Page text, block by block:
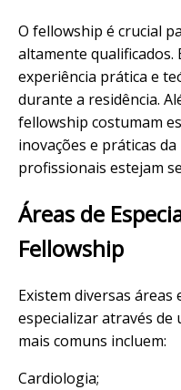
O fellowship é crucial
altamente qualificados.
experiência prática e
durante a residência.
fellowship costumam
inovações e práticas
profissionais estejam
Áreas de
Fellowship
Existem diversas áreas
especializar através de
mais comuns incluem:
Cardiologia;